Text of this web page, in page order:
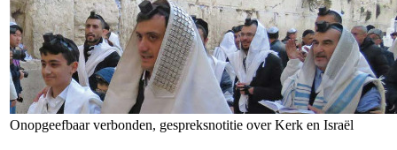
Onopgeefbaar verbonden, gespreksnotitie over Kerk en Israël